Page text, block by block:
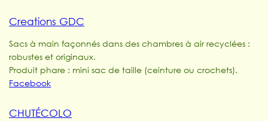
Creations GDC
Sacs à main façonnés dans des chambres à air recyclées :
robustes et originaux.
Produit phare : mini sac de taille (ceinture ou crochets).
Facebook
CHUTÉCOLO